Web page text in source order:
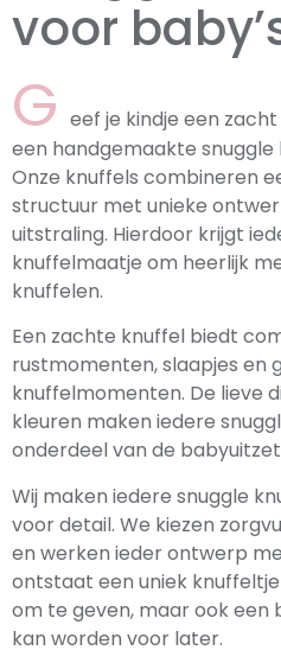
voor
G eef je kindje een
een handgemaakte snuggle
Onze knuffels combineren
structuur met unieke
uitstraling. Hierdoor krijgt
knuffelmaatje om heerlijk
knuffelen.
Een zachte knuffel biedt
rustmomenten, slaapjes en
knuffelmomenten. De lieve
kleuren maken iedere
onderdeel van de
Wij maken iedere snuggle
voor detail. We kiezen
en werken ieder ontwerp
ontstaat een uniek
om te geven, maar ook een
kan worden voor later.